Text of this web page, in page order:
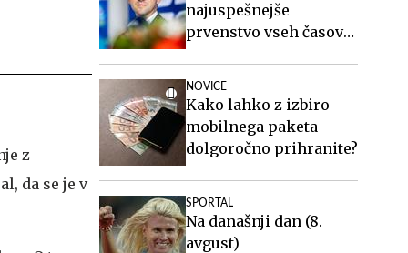
z
da se je v
najuspešnejše
prvenstvo vseh časov
NOVICE
Kako lahko z izbiro
mobilnega paketa
dolgoročno prihranite?
SPORTAL
Na današnji dan (8.
avgust)